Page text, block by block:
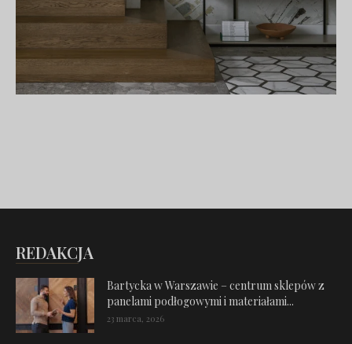
REDAKCJA
Bartycka w Warszawie – centrum sklepów z
panelami podłogowymi i materiałami...
23 marca, 2026